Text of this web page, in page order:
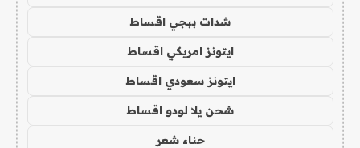
شدات ببجي اقساط
ايتونز امريكي اقساط
ايتونز سعودي اقساط
شحن يلا لودو اقساط
حناء شعر